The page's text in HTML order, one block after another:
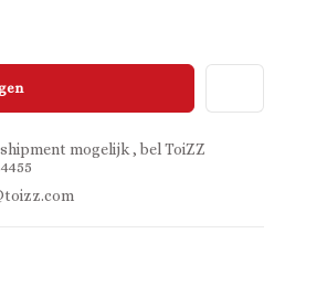
mogelijk , bel ToiZZ